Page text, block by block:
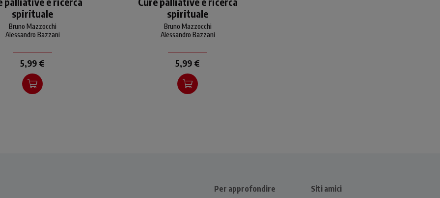
cadono le barriere
razionali e le pressioni
sociali, sorgono domande
sul significato dell'esi
spirituale
Bruno Mazzocchi
Alessandro Bazzani
5,99 €
uomo cadono le barriere
razionali e le pressioni
sociali, sorgono domande
sul significato dell'esi
spirituale
Bruno Mazzocchi
Alessandro Bazzani
5,99 €
Per approfondire Siti amici